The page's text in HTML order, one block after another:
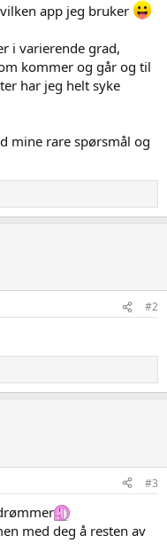
app jeg bruker
i varierende grad,
kommer og går og til
har jeg helt syke
mine rare spørsmål og
#2
#3
med deg å resten av